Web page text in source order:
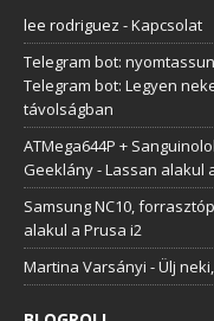
lee rodriguez -Kapcsolat
Telegram bot:
Telegram bot: Legyen
távolságban
ATMega644P +
Geeklány-Lassan alakul
Samsung NC10,
alakul a Prusa i2
Martina Varsányi -Ülj